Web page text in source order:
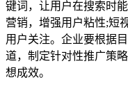
键词，让用户在搜索时
营销，增强用户粘性;短
用户关注。企业要根据
道，制定针对性推广策
想成效。